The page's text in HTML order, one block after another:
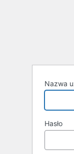
Nazwa
Hasło